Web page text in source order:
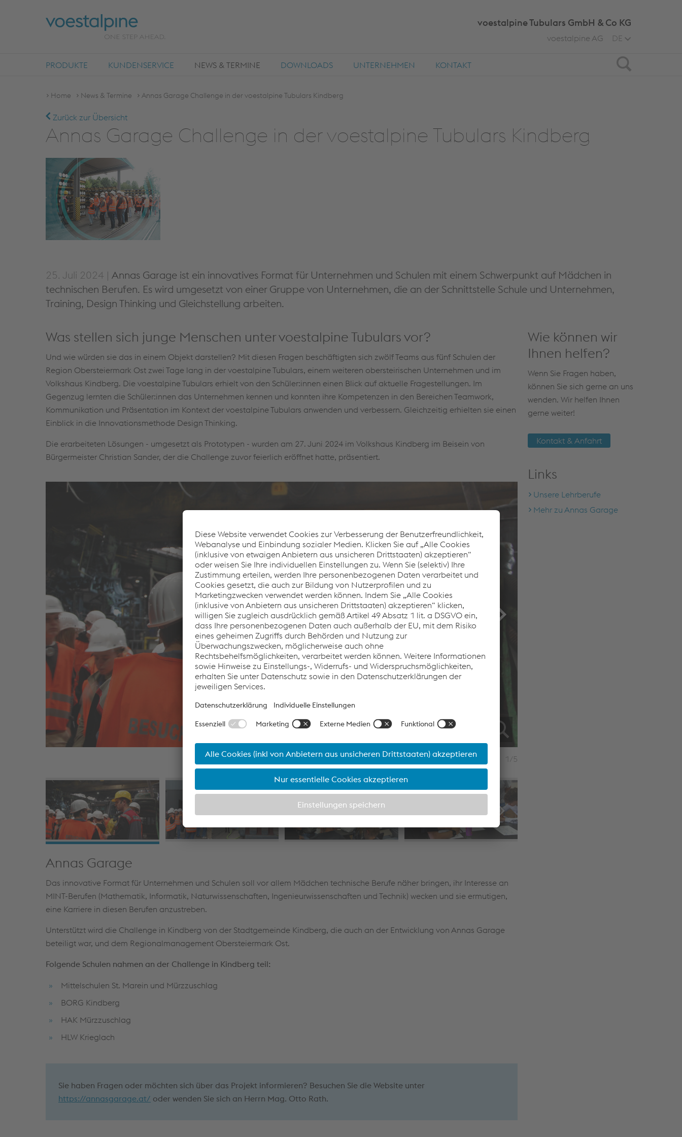
Search
voestalpine Tubulars GmbH & Co KG
DE
voestalpine AG
PRODUKTE KUNDENSERVICE NEWS & TERMINE DOWNLOADS UNTERNEHMEN KONTAKT
Home News & Termine Annas Garage Challenge in der voestalpine Tubulars Kindberg
Zurück zur Übersicht
Annas Garage Challenge in der voestalpine Tubulars Kindberg
25. Juli 2024 | Annas Garage ist ein innovatives Format für Unternehmen und Schulen mit einem Schwerpunkt auf Mädchen in
technischen Berufen. Es wird umgesetzt von einer Gruppe von Unternehmen, die an der Schnittstelle Schule und Unternehmen,
Training, Design Thinking und Gleichstellung arbeiten.
Was stellen sich junge Menschen unter voestalpine Tubulars vor?
Und wie würden sie das in einem Objekt darstellen? Mit diesen Fragen beschäftigten sich zwölf Teams aus fünf Schulen der
Region Obersteiermark Ost zwei Tage lang in der voestalpine Tubulars, einem weiteren obersteirischen Unternehmen und im
Volkshaus Kindberg. Die voestalpine Tubulars erhielt von den Schüler:innen einen Blick auf aktuelle Fragestellungen. Im
Gegenzug lernten die Schüler:innen das Unternehmen kennen und konnten ihre Kompetenzen in den Bereichen Teamwork,
Kommunikation und Präsentation im Kontext der voestalpine Tubulars anwenden und verbessern. Gleichzeitig erhielten sie einen
Einblick in die Innovationsmethode Design Thinking.
Die erarbeiteten Lösungen - umgesetzt als Prototypen - wurden am 27. Juni 2024 im Volkshaus Kindberg im Beisein von
Bürgermeister Christian Sander, der die Challenge zuvor feierlich eröffnet hatte, präsentiert.
1/5
Annas Garage
Das innovative Format für Unternehmen und Schulen soll vor allem Mädchen technische Berufe näher bringen, ihr Interesse an
MINT-Berufen (Mathematik, Informatik, Naturwissenschaften, Ingenieurwissenschaften und Technik) wecken und sie ermutigen,
eine Karriere in diesen Berufen anzustreben.
Unterstützt wird die Challenge in Kindberg von der Stadtgemeinde Kindberg, die auch an der Entwicklung von Annas Garage
beteiligt war, und dem Regionalmanagement Obersteiermark Ost.
Folgende Schulen nahmen an der Challenge in Kindberg teil:
Mittelschulen St. Marein und Mürzzuschlag
BORG Kindberg
HAK Mürzzuschlag
HLW Krieglach
Sie haben Fragen oder möchten sich über das Projekt informieren? Besuchen Sie die Website unter
https://annasgarage.at/ oder wenden Sie sich an Herrn Mag. Otto Rath.
Wie können wir
Ihnen helfen?
Wenn Sie Fragen haben,
können Sie sich gerne an uns
wenden. Wir helfen Ihnen
gerne weiter!
Kontakt & Anfahrt
Links
Unsere Lehrberufe
Mehr zu Annas Garage